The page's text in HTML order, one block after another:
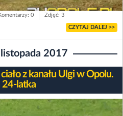
0 Zdjęć: 3
CZYTAJ DALEJ >>
2017
z kanału Ulgi w Opolu.
24-latka